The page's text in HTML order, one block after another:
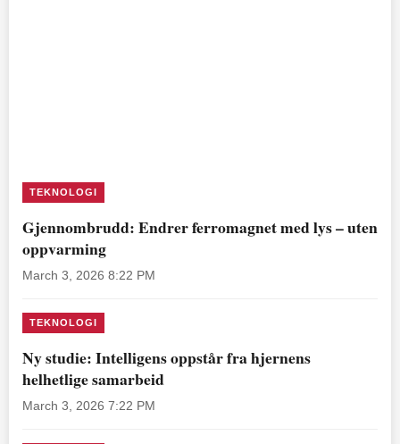
TEKNOLOGI
Gjennombrudd: Endrer ferromagnet med lys – uten
oppvarming
March 3, 2026 8:22 PM
TEKNOLOGI
Ny studie: Intelligens oppstår fra hjernens
helhetlige samarbeid
March 3, 2026 7:22 PM